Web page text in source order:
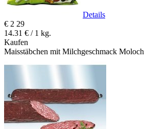
Details
€ 2 29
14.31 € / 1 kg.
Kaufen
Maisstäbchen mit Milchgeschmack